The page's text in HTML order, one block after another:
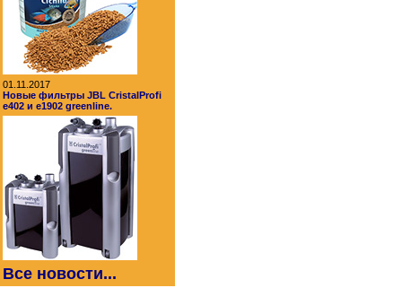
01.11.2017
Новые фильтры JBL CristalProfi
e402 и e1902 greenline.
Все новости...